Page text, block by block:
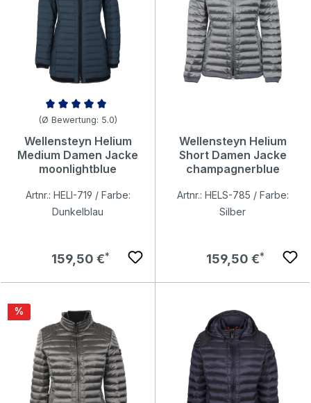
Durchschnittliche Bewertung von 5 von 5 Sternen
(Ø Bewertung: 5.0)
Wellensteyn Helium
Medium Damen Jacke
moonlightblue
Artnr.: HELI-719 / Farbe:
Dunkelblau
Regulärer Preis:
159,50 €
Wellensteyn Helium
Short Damen Jacke
champagnerblue
Artnr.: HELS-785 / Farbe:
Silber
Regulärer Preis:
159,50 €
Rabatt
%